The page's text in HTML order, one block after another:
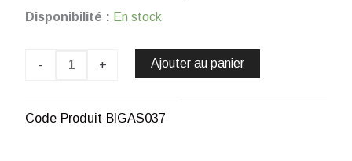
Disponibilité : En stock
-
quantité
en
+ Ajouter au panier
Code Produit BIGAS037